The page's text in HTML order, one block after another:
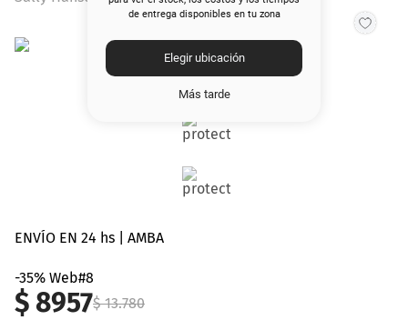
de entrega disponibles en tu zona
Elegir ubicación
Más tarde
ENVÍO EN 24 hs | AMBA
-35% Web#8
$ 8957$ 13.780